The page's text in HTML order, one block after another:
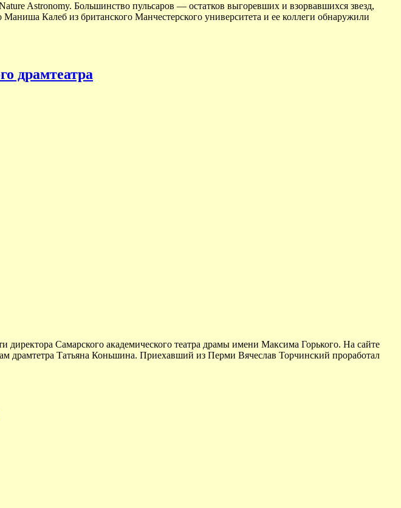
Astronomy. Большинство пульсаров — остатков выгоревших и взорвавшихся звезд,
Калеб из британского Манчестерского университета и ее коллеги обнаружили
драмтеатра
Самарского академического театра драмы имени Максима Горького. На сайте
драмтетра Татьяна Коньшина. Приехавший из Перми Вячеслав Торчинский проработал